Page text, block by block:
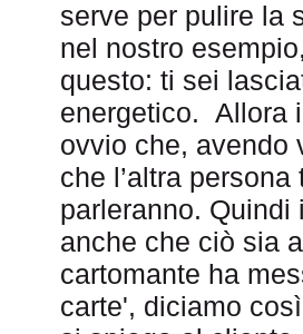
serve per pulire la
nel nostro
questo: ti sei
energetico. Allora
ovvio che, avendo
che l’altra
parleranno.
anche che ciò sia
cartomante ha
carte', diciamo